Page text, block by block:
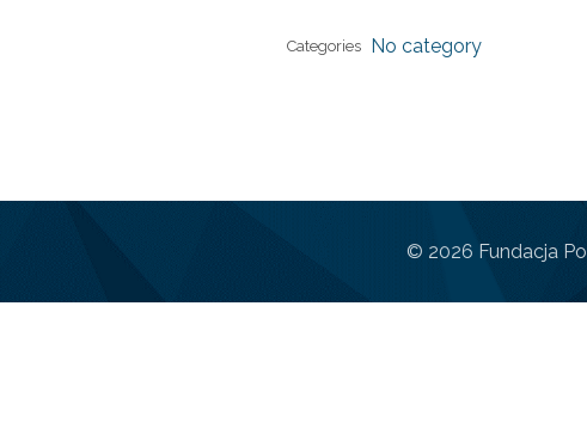
Categories No category
© 2026 Fundacja